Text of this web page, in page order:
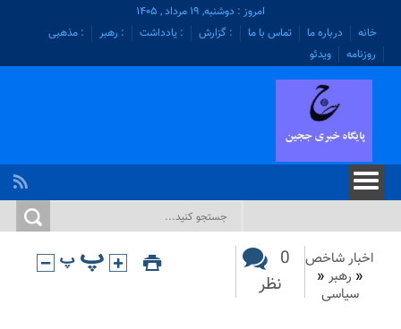
امروز : دوشنبه, ۱۹ مرداد , ۱۴۰۵
خانه
درباره ما تماس با ما : گزارش : یادداشت : رهبر
: مذهبی
روزنامه
ویدئو
اخبار شاخص
« رهبر «
سیاسی
0
نظر